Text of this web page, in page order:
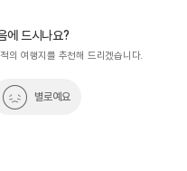
738-3425
에 드시나요?
의 여행지를 추천해 드리겠습니다.
별로예요